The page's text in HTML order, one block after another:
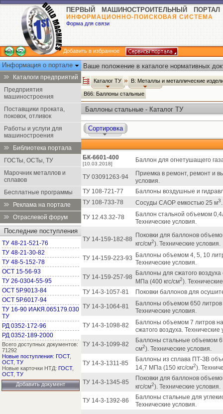
ПЕРВЫЙ МАШИНОСТРОИТЕЛЬНЫЙ ПОРТАЛ
ИНФОРМАЦИОННО-ПОИСКОВАЯ СИСТЕМА
Форма для связи
Добавить в избранное
Информация о портале
Каталоги предприятий
Предприятия
машиностроения
Поставщики проката,
поковок, отливок
Работы и услуги для
машиностроения
Библиотека портала
ГОСТы, ОСТы, ТУ
Марочник металлов и
сплавов
Бесплатные программы
Реклама на портале
Отраслевой форум
Последние поступления
ТУ 48-21-521-76
ТУ 48-21-30-82
ТУ 48-5-152-78
ОСТ 15-56-93
ТУ 26-0304-55-95
ОСТ 5Р.9013-84
ОСТ 5Р.6017-94
ТУ 16-90 ИАКЯ.065179.030
ТУ
РД 0352-172-96
РД 0352-189-2000
Всего доступных документов:
71292
Новые поступления: ГОСТ,
ОСТ, ТУ
Новые карточки НТД: ГОСТ,
ОСТ, ТУ
Добавить документ
Ваше положение в каталоге нормативных
Каталог ТУ В: Металлы и металлические
В66: Баллоны стальные
Баллоны стальные - Каталог ТУ
Сортировка
БК-6601-400
[10.03.2018]
Баллон для огнетушащего
ТУ 03091263-94
Приемка в ремонт, ремонт и
условия.
ТУ 108-721-77
Баллоны воздушные и
ТУ 108-733-78
Сосуды САОР емкостью 25 м3
ТУ 12.43.32-78
Баллон стальной объемом
Технические условия.
ТУ 14-159-182-88
Поковки для баллонов
кгс/см2). Технические условия.
ТУ 14-159-223-93
Баллоны объемом 4, 5, 10
Технические условия.
ТУ 14-159-257-98
Баллоны для сжатого
МПа (400 кгс/см2).
ТУ 14-3-1057-81
Поковки баллонов для
ТУ 14-3-1064-81
Баллоны объемом 650
Технические условия.
ТУ 14-3-1098-82
Баллоны объемом 7 литров
сжатого воздуха. Технические
ТУ 14-3-1099-82
Баллоны стальные объемом
см2). Технические условия.
ТУ 14-3-1311-85
Баллоны из сплава ПТ-ЗВ
14,7 МПа (150 кгс/см2).
ТУ 14-3-1345-85
Поковки для баллонов
кгс/см2). Технические условия.
ТУ 14-3-1392-86
Баллоны стальные для
Технические условия.